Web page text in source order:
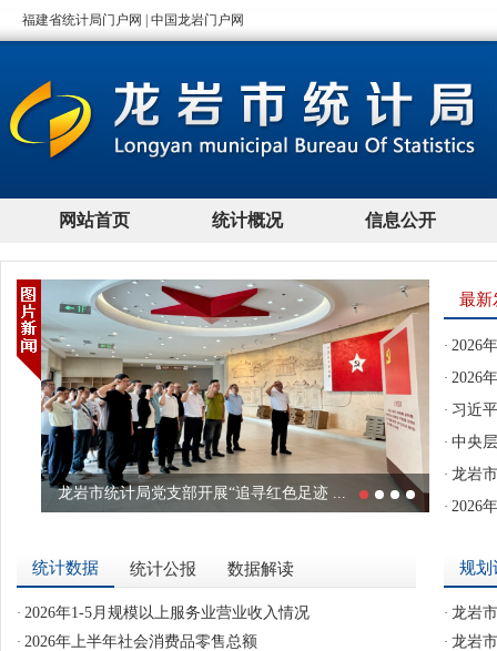
龙岩市统计局党支部开展“追寻红色足迹 ...
统计数据 统计公报 数据解读
· 2026年1-5月规模以上服务业营业收入情况
· 2026年上半年社会消费品零售总额
最新
· 2026
· 2026
· 习近
· 中央
· 龙岩
· 2026
规划
· 龙岩
· 龙岩